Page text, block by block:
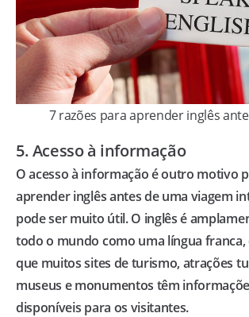
7 razões para aprender inglês
5. Acesso à informação
O acesso à informação é outro motivo
aprender inglês antes de uma viagem
pode ser muito útil. O inglês é
todo o mundo como uma língua franca,
que muitos sites de turismo, atrações
museus e monumentos têm
disponíveis para os visitantes.